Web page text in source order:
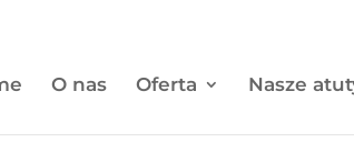
O nas Oferta Nasze